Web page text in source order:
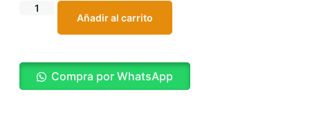
Añadir al carrito
Compra por WhatsApp